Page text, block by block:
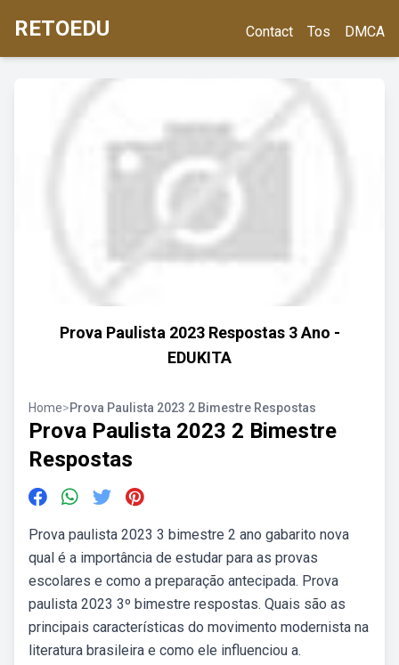
RETOEDU Contact Tos DMCA
Prova Paulista 2023 Respostas 3 Ano -
EDUKITA
Home>Prova Paulista 2023 2 Bimestre Respostas
Prova Paulista 2023 2 Bimestre
Respostas
Prova paulista 2023 3 bimestre 2 ano gabarito nova
qual é a importância de estudar para as provas
escolares e como a preparação antecipada. Prova
paulista 2023 3º bimestre respostas. Quais são as
principais características do movimento modernista na
literatura brasileira e como ele influenciou a.